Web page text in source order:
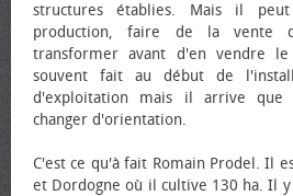
structures établies. Mais il
production, faire de la vente
transformer avant d'en vendre
souvent fait au début de
d'exploitation mais il arrive que
changer d'orientation.
C'est ce qu'à fait Romain Prodel. Il
et Dordogne où il cultive 130 ha. Il